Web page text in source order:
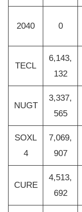
2040 0
TECL
6,143,
132
NUGT
3,337,
565
SOXL
4
7,069,
907
CURE
4,513,
692